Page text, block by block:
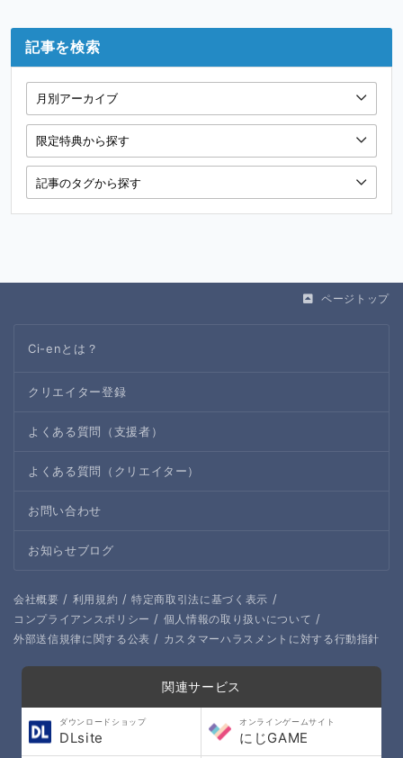
記事を検索
ページトップ
Ci-enとは？
クリエイター登録
よくある質問（支援者）
よくある質問（クリエイター）
お問い合わせ
お知らせブログ
会社概要 / 利用規約 / 特定商取引法に基づく表示 /
コンプライアンスポリシー / 個人情報の取り扱いについて /
外部送信規律に関する公表 / カスタマーハラスメントに対する行動指針
関連サービス
ダウンロードショップ
DLsite
オンラインゲームサイト
にじGAME